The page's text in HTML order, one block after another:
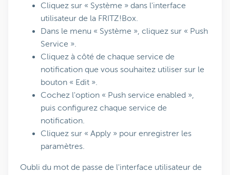
Cliquez sur « Système » dans l'interface
utilisateur de la FRITZ!Box.
Dans le menu « Système », cliquez sur « Push
Service ».
Cliquez à côté de chaque service de
notification que vous souhaitez utiliser sur le
bouton « Edit ».
Cochez l'option « Push service enabled »,
puis configurez chaque service de
notification.
Cliquez sur « Apply » pour enregistrer les
paramètres.
Oubli du mot de passe de l'interface utilisateur de